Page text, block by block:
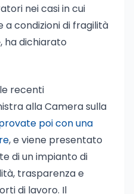
nei casi in cui
a condizioni di fragilità
ha dichiarato
recenti
alla Camera sulla
poi con una
, e viene presentato
di un impianto di
trasparenza e
di lavoro. Il